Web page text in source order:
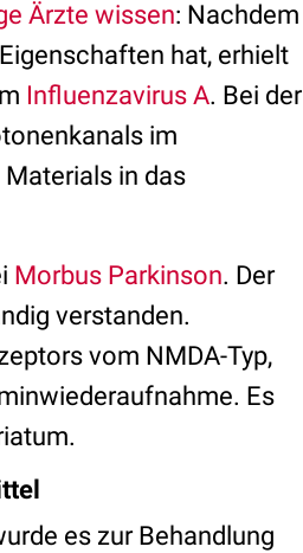
Ärzte wissen: Nachdem
hat, erhielt
Influenzavirus A. Bei der
im
in das
Morbus Parkinson. Der
verstanden.
vom NMDA-Typ,
Es
es zur Behandlung